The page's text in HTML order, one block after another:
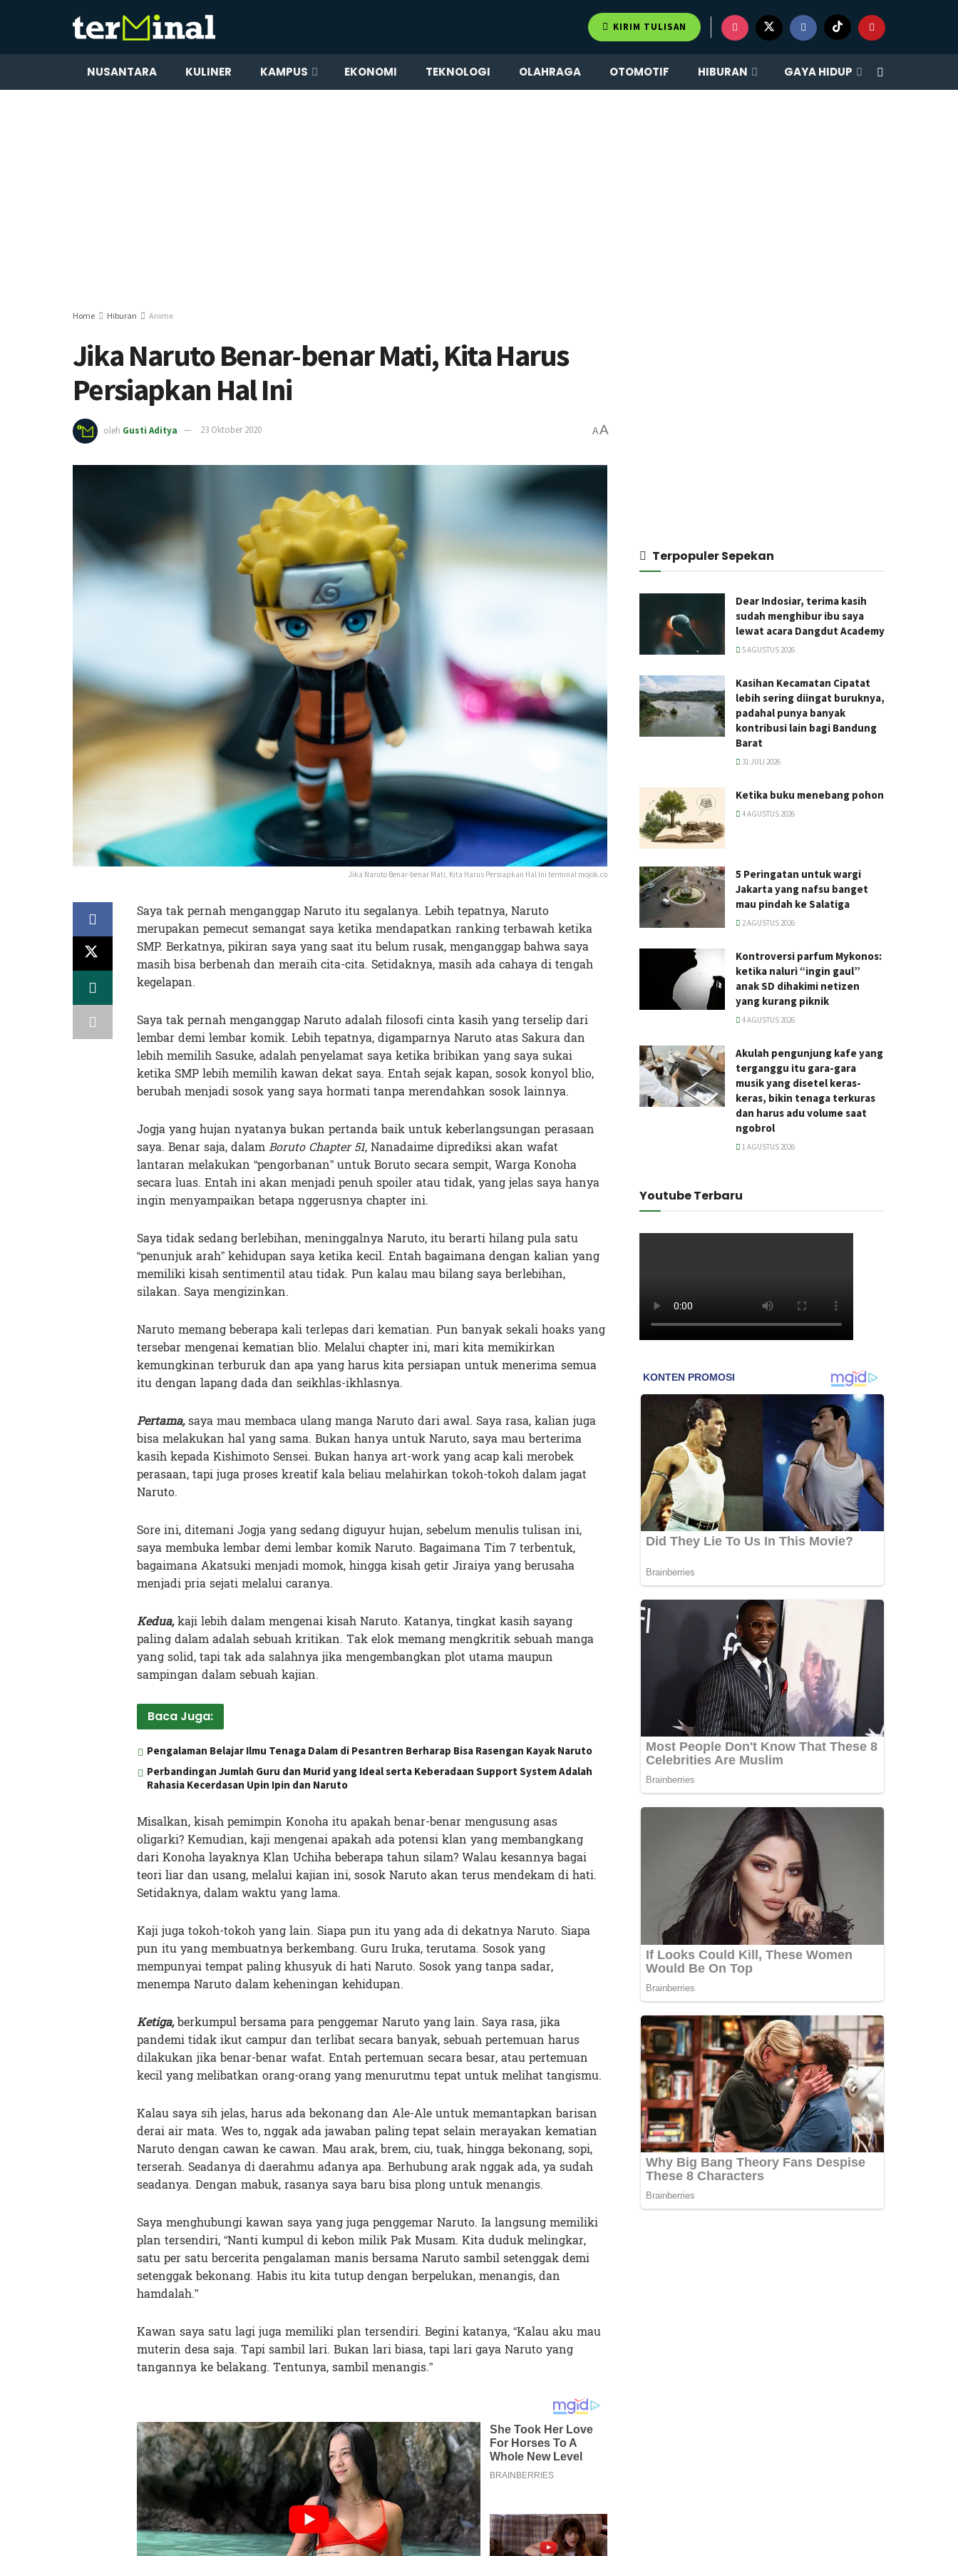
KIRIM TULISAN
NUSANTARA KULINER KAMPUS EKONOMI TEKNOLOGI OLAHRAGA OTOMOTIF HIBURAN GAYA HIDUP
Home Hiburan Anime
Jika Naruto Benar-benar Mati, Kita Harus
Persiapkan Hal Ini
oleh Gusti Aditya 23 Oktober 2020 AA
Jika Naruto Benar-benar Mati, Kita Harus Persiapkan Hal Ini terminal mojok.co
Saya tak pernah menganggap Naruto itu segalanya. Lebih tepatnya, Naruto
merupakan pemecut semangat saya ketika mendapatkan ranking terbawah ketika
SMP. Berkatnya, pikiran saya yang saat itu belum rusak, menganggap bahwa saya
masih bisa berbenah dan meraih cita-cita. Setidaknya, masih ada cahaya di tengah
kegelapan.
Saya tak pernah menganggap Naruto adalah filosofi cinta kasih yang terselip dari
lembar demi lembar komik. Lebih tepatnya, digamparnya Naruto atas Sakura dan
lebih memilih Sasuke, adalah penyelamat saya ketika bribikan yang saya sukai
ketika SMP lebih memilih kawan dekat saya. Entah sejak kapan, sosok konyol blio,
berubah menjadi sosok yang saya hormati tanpa merendahkan sosok lainnya.
Jogja yang hujan nyatanya bukan pertanda baik untuk keberlangsungan perasaan
saya. Benar saja, dalamBoruto Chapter 51, Nanadaime diprediksi akan wafat
lantaran melakukan “pengorbanan” untuk Boruto secara sempit, Warga Konoha
secara luas. Entah ini akan menjadi penuh spoiler atau tidak, yang jelas saya hanya
ingin menyampaikan betapa nggerusnya chapter ini.
Saya tidak sedang berlebihan, meninggalnya Naruto, itu berarti hilang pula satu
“penunjuk arah” kehidupan saya ketika kecil. Entah bagaimana dengan kalian yang
memiliki kisah sentimentil atau tidak. Pun kalau mau bilang saya berlebihan,
silakan. Saya mengizinkan.
Naruto memang beberapa kali terlepas dari kematian. Pun banyak sekali hoaks yang
tersebar mengenai kematian blio. Melalui chapter ini, mari kita memikirkan
kemungkinan terburuk dan apa yang harus kita persiapan untuk menerima semua
itu dengan lapang dada dan seikhlas-ikhlasnya.
Pertama,saya mau membaca ulang manga Naruto dari awal. Saya rasa, kalian juga
bisa melakukan hal yang sama. Bukan hanya untuk Naruto, saya mau berterima
kasih kepada Kishimoto Sensei. Bukan hanya art-work yang acap kali merobek
perasaan, tapi juga proses kreatif kala beliau melahirkan tokoh-tokoh dalam jagat
Naruto.
Sore ini, ditemani Jogja yang sedang diguyur hujan, sebelum menulis tulisan ini,
saya membuka lembar demi lembar komik Naruto. Bagaimana Tim 7 terbentuk,
bagaimana Akatsuki menjadi momok, hingga kisah getir Jiraiya yang berusaha
menjadi pria sejati melalui caranya.
Kedua,kaji lebih dalam mengenai kisah Naruto. Katanya, tingkat kasih sayang
paling dalam adalah sebuah kritikan. Tak elok memang mengkritik sebuah manga
yang solid, tapi tak ada salahnya jika mengembangkan plot utama maupun
sampingan dalam sebuah kajian.
Baca Juga:
Pengalaman Belajar Ilmu Tenaga Dalam di Pesantren Berharap Bisa Rasengan Kayak Naruto
Perbandingan Jumlah Guru dan Murid yang Ideal serta Keberadaan Support System Adalah
Rahasia Kecerdasan Upin Ipin dan Naruto
Misalkan, kisah pemimpin Konoha itu apakah benar-benar mengusung asas
oligarki? Kemudian, kaji mengenai apakah ada potensi klan yang membangkang
dari Konoha layaknya Klan Uchiha beberapa tahun silam? Walau kesannya bagai
teori liar dan usang, melalui kajian ini, sosok Naruto akan terus mendekam di hati.
Setidaknya, dalam waktu yang lama.
Kaji juga tokoh-tokoh yang lain. Siapa pun itu yang ada di dekatnya Naruto. Siapa
pun itu yang membuatnya berkembang. Guru Iruka, terutama. Sosok yang
mempunyai tempat paling khusyuk di hati Naruto. Sosok yang tanpa sadar,
menempa Naruto dalam keheningan kehidupan.
Ketiga,berkumpul bersama para penggemar Naruto yang lain. Saya rasa, jika
pandemi tidak ikut campur dan terlibat secara banyak, sebuah pertemuan harus
dilakukan jika benar-benar wafat. Entah pertemuan secara besar, atau pertemuan
kecil yang melibatkan orang-orang yang menurutmu tepat untuk melihat tangismu.
Kalau saya sih jelas, harus ada bekonang dan Ale-Ale untuk memantapkan barisan
derai air mata. Wes to, nggak ada jawaban paling tepat selain merayakan kematian
Naruto dengan cawan ke cawan. Mau arak, brem, ciu, tuak, hingga bekonang, sopi,
terserah. Seadanya di daerahmu adanya apa. Berhubung arak nggak ada, ya sudah
seadanya. Dengan mabuk, rasanya saya baru bisa plong untuk menangis.
Saya menghubungi kawan saya yang juga penggemar Naruto. Ia langsung memiliki
plan tersendiri, “Nanti kumpul di kebon milik Pak Musam. Kita duduk melingkar,
satu per satu bercerita pengalaman manis bersama Naruto sambil setenggak demi
setenggak bekonang. Habis itu kita tutup dengan berpelukan, menangis, dan
hamdalah.”
Kawan saya satu lagi juga memiliki plan tersendiri. Begini katanya, “Kalau aku mau
muterin desa saja. Tapi sambil lari. Bukan lari biasa, tapi lari gaya Naruto yang
tangannya ke belakang. Tentunya, sambil menangis.”
Terpopuler Sepekan
Dear Indosiar, terima kasih
sudah menghibur ibu saya
lewat acara Dangdut Academy
5 AGUSTUS 2026
Kasihan Kecamatan Cipatat
lebih sering diingat buruknya,
padahal punya banyak
kontribusi lain bagi Bandung
Barat
31 JULI 2026
Ketika buku menebang pohon
4 AGUSTUS 2026
5 Peringatan untuk wargi
Jakarta yang nafsu banget
mau pindah ke Salatiga
2 AGUSTUS 2026
Kontroversi parfum Mykonos:
ketika naluri “ingin gaul”
anak SD dihakimi netizen
yang kurang piknik
4 AGUSTUS 2026
Akulah pengunjung kafe yang
terganggu itu gara-gara
musik yang disetel keras-
keras, bikin tenaga terkuras
dan harus adu volume saat
ngobrol
1 AGUSTUS 2026
Youtube Terbaru